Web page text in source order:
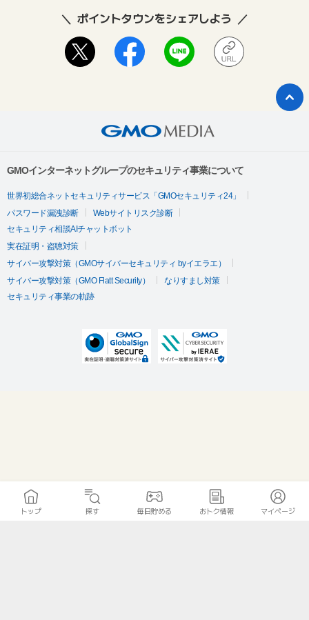
ポイントタウンをシェアしよう
GMOインターネットグループのセキュリティ事業について
世界初総合ネットセキュリティサービス「GMOセキュリティ24」
パスワード漏洩診断
Webサイトリスク診断
セキュリティ相談AIチャットボット
実在証明・盗聴対策
サイバー攻撃対策（GMOサイバーセキュリティ byイエラエ）
サイバー攻撃対策（GMO Flatt Security）
なりすまし対策
セキュリティ事業の軌跡
トップ 探す 毎日貯める おトク情報 マイページ